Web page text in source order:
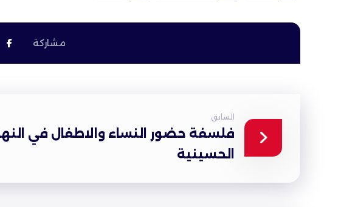
السابق
فلسفة حضور النساء والاطفال في
الحسينية